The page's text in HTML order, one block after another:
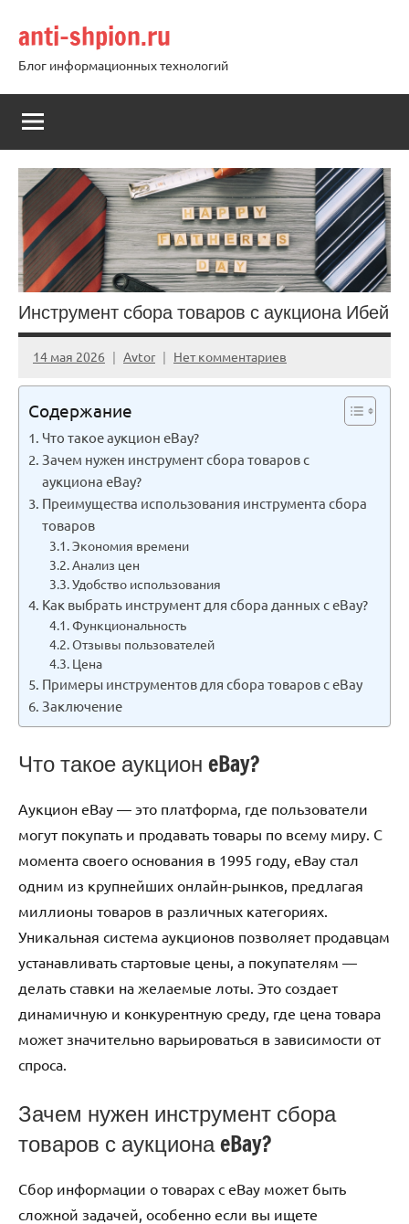
содержимому
anti-shpion.ru
Блог информационных технологий
Инструмент сбора товаров с аукциона Ибей
14 мая 2026 Avtor Нет комментариев
Содержание
Что такое аукцион eBay?
Зачем нужен инструмент сбора товаров с
аукциона eBay?
Преимущества использования инструмента сбора
товаров
Экономия времени
Анализ цен
Удобство использования
Как выбрать инструмент для сбора данных с eBay?
Функциональность
Отзывы пользователей
Цена
Примеры инструментов для сбора товаров с eBay
Заключение
Что такое аукцион eBay?
Аукцион eBay — это платформа, где пользователи
могут покупать и продавать товары по всему миру. С
момента своего основания в 1995 году, eBay стал
одним из крупнейших онлайн-рынков, предлагая
миллионы товаров в различных категориях.
Уникальная система аукционов позволяет продавцам
устанавливать стартовые цены, а покупателям —
делать ставки на желаемые лоты. Это создает
динамичную и конкурентную среду, где цена товара
может значительно варьироваться в зависимости от
спроса.
Зачем нужен инструмент сбора
товаров с аукциона eBay?
Сбор информации о товарах с eBay может быть
сложной задачей, особенно если вы ищете